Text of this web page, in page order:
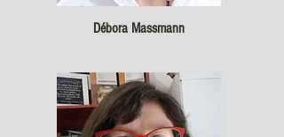
Débora Massmann